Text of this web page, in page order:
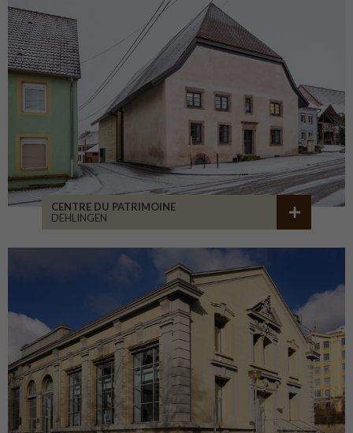
CENTRE DU PATRIMOINE
DEHLINGEN